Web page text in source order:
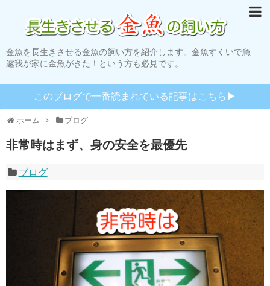
金魚を長生きさせる金魚の飼い方を紹介します。金魚すくいで急
遽我が家に金魚がきた！という方も必見です。
このブログで一番読まれている記事はこちら▶︎
ホーム ブログ
非常時はまず、身の安全を最優先
ブログ